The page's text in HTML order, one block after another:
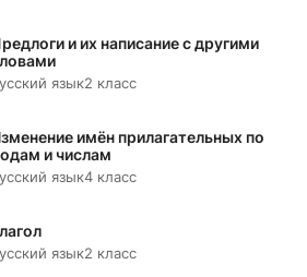
и их написание с другими
язык2 класс
имён прилагательных по
и числам
язык4 класс
язык2 класс